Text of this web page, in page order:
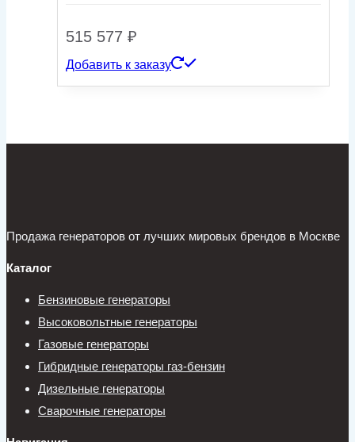
515 577 ₽
Добавить к заказу
Продажа генераторов от лучших мировых брендов в Москве
Каталог
Бензиновые генераторы
Высоковольтные генераторы
Газовые генераторы
Гибридные генераторы газ-бензин
Дизельные генераторы
Сварочные генераторы